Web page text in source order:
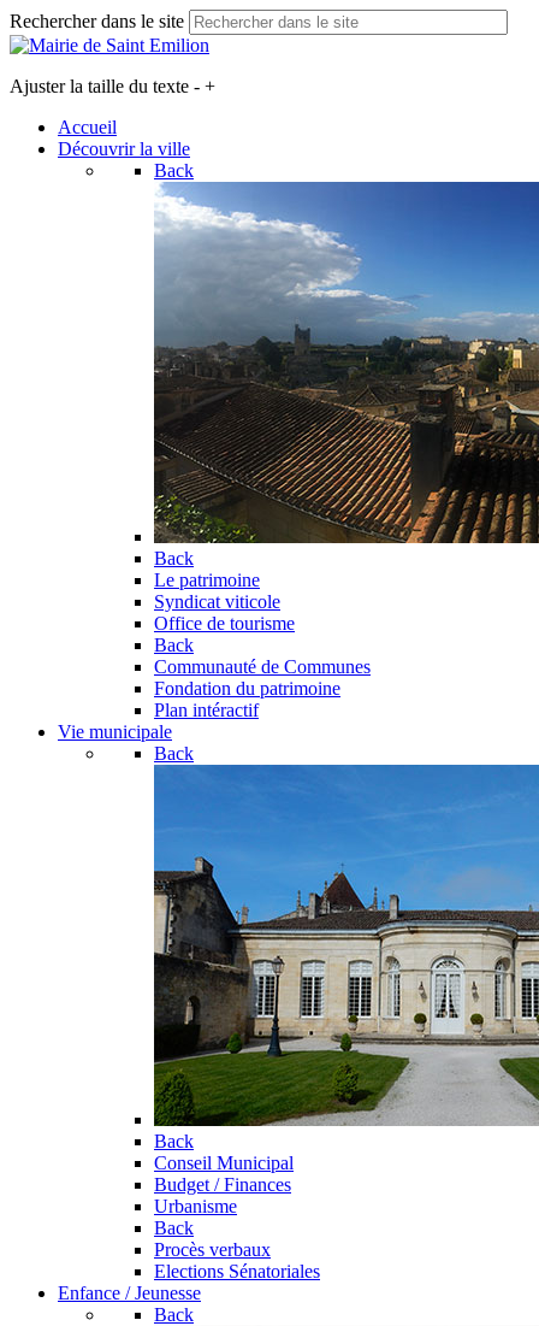
Rechercher dans le site
Ajuster la taille du texte - +
Accueil
Découvrir la ville
Back
Back
Le patrimoine
Syndicat viticole
Office de tourisme
Back
Communauté de Communes
Fondation du patrimoine
Plan intéractif
Vie municipale
Back
Back
Conseil Municipal
Budget / Finances
Urbanisme
Back
Procès verbaux
Elections Sénatoriales
Enfance / Jeunesse
Back